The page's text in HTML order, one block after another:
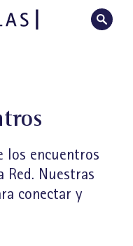
los encuentros
Red. Nuestras
conectar y